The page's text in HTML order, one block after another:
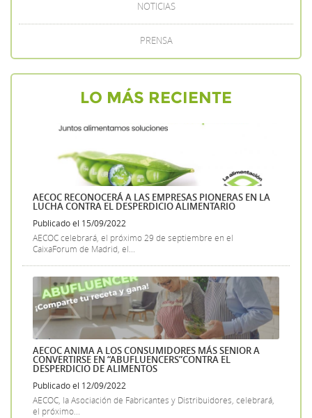
NOTICIAS
PRENSA
LO MÁS RECIENTE
AECOC RECONOCERÁ A LAS EMPRESAS PIONERAS EN LA
LUCHA CONTRA EL DESPERDICIO ALIMENTARIO
Publicado el 15/09/2022
AECOC celebrará, el próximo 29 de septiembre en el
CaixaForum de Madrid, el...
AECOC ANIMA A LOS CONSUMIDORES MÁS SENIOR A
CONVERTIRSE EN “ABUFLUENCERS”CONTRA EL
DESPERDICIO DE ALIMENTOS
Publicado el 12/09/2022
AECOC, la Asociación de Fabricantes y Distribuidores, celebrará,
el próximo...